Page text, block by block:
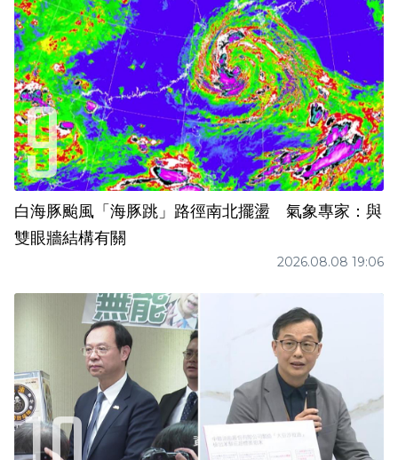
白海豚颱風「海豚跳」路徑南北擺盪 氣象專家：與
雙眼牆結構有關
2026.08.08 19:06